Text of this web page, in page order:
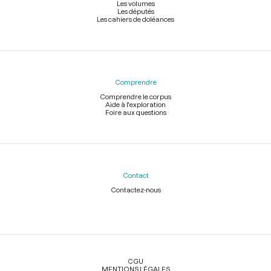
Les volumes
Les députés
Les cahiers de doléances
Comprendre
Comprendre le corpus
Aide à l'exploration
Foire aux questions
Contact
Contactez-nous
Légal
CGU
MENTIONS LÉGALES